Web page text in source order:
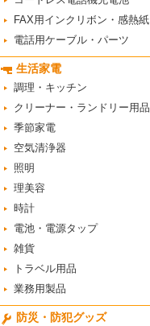
FAX用インクリボン・感熱紙
電話用ケーブル・パーツ
生活家電
調理・キッチン
クリーナー・ランドリー用品
季節家電
空気清浄器
照明
理美容
時計
電池・電源タップ
雑貨
トラベル用品
業務用製品
防災・防犯グッズ